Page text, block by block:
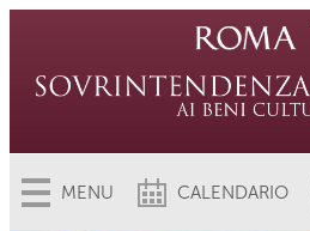
MENU CALENDARIO